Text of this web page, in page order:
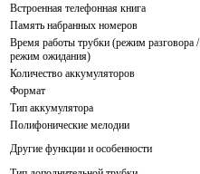
Встроенная телефонная книга
Память набранных номеров
Время работы трубки (режим разговора /
режим ожидания)
Количество аккумуляторов
Формат
Тип аккумулятора
Полифонические мелодии
Другие функции и особенности